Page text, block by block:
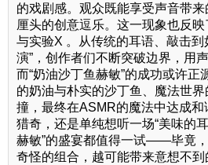
的戏剧感。观众既能享受声音带
厘头的创意逗乐。这一现象也反
与实验X 。从传统的耳语、敲击到
演”，创作者们不断突破边界，用
而“奶油沙丁鱼赫敏”的成功或许正
的奶油与朴实的沙丁鱼、魔法世
撞，最终在ASMR的魔法中达成和
猎奇，还是单纯想听一场“美味的
赫敏”的盛宴都值得一试——毕竟
奇怪的组合，越可能带来意想不到